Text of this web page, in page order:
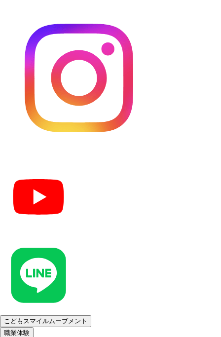
こどもスマイルムーブメント
職業体験